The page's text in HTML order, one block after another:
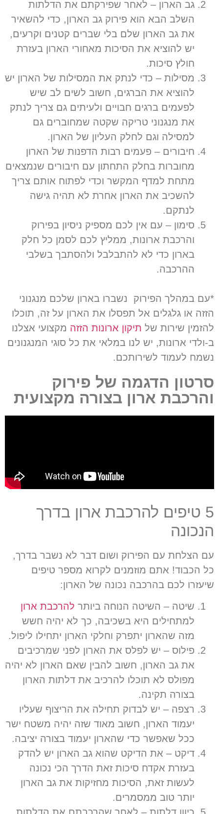
גב הארון – לאחר שפירקתם את הדלתות
השלב הבא הוא פירוק גב הארון, כדי להשאיר
את גב הארון שלם בלי שברים קטנים וקרעים,
יש להוציא את הסיכות מאחורי הארון בעזרת
חולץ סיכות.
מסילות – כדי לנתק את המסילות של הארון יש
להוציא את הברגים, חשוב לשים לב שיש
לפעמים ברגים חבויים ולעיתים גם צריך לנתק
את מנגנוני טריקה שקטה שמחוברים גם
למסילה וגם לחלק העליון של הארון.
חיבורים – פעמים רבות הדפנות של הארון
מחוברות בחלק התחתון עם חיבורים שנמצאים
מתחת למדף המקשר וכדי לפתוח אותם צריך
להשכיב את הארון אחרת לא תהיה גישה
לנתקם.
סימון – עם אין לכם מספיק ניסיון בפירוק
והרכבת ארונות, ממליץ לכם לסמן כל חלק
בארון כדי לא להתבלבל ולהסתבך בשלבי
ההרכבה.
*עם במהלך הפירוק נשברו בארון שלכם מנגנוני
הזזה או גלגלים אל תפסלו את הארון על זה, תוכלו
להזמין שירות של תיקון ארונות הזזה מקצועי אצלנו
ב-ולדי ארונות, יש לנו במלאי את כל סוגי המנגנונים
נשמח לעמוד לשירותכם.
סרטון הדגמה של פירוק
והרכבת ארון בצורה מקצועית
5 טיפים להרכבת ארון בדרך
הנכונה
עם הצלחת עם הפירוק ושום דבר לא נשבר בדרך,
כל הכבוד! אתם מוזמנים לקרוא מספר טיפים
שיעזרו לכם בהרכבה נכונה של הארון:
שיטה – השיטה הנוחה ביותר להרכבת ארון
למתחילים היא בשכיבה, כך לא יהיה חשש
מזה שהארון יתפרק וחלקי הארון יתחילו ליפול.
פילוס – יש לפלס את הארון לפני שמרכיבים
את גב הארון, חשוב להבין שאם הארון לא יהיה
מפולס לא תוכלו להרכיב את דלתות הארון
בצורה תקינה.
רצפה – יש לבדוק תחילה את הריצוף שעליו
יעמוד הארון, חשוב מאוד שזה יהיה משטח ישר
ככל שאפשר כדי שהארון יעמוד בצורה יציבה.
דיקט – את הדיקט שהוא גב הארון יש להדק
בעזרת אקדח סיכות זאת הדרך הכי נכונה
לעשות זאת, הסיכות מחזיקות את גב הארון
יותר טוב ממסמרים.